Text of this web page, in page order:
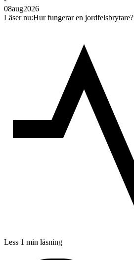
08aug2026
Läser nu:Hur fungerar en jordfelsbrytare?
Less 1 min läsning